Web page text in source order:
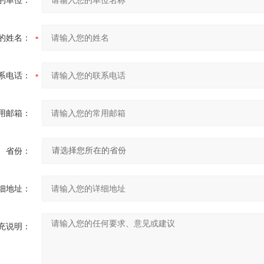
姓名：
电话：
邮箱：
省份：
地址：
说明：